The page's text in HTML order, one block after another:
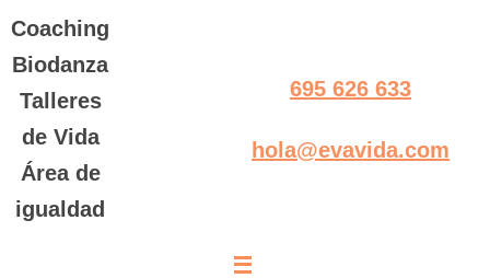
Coaching
Biodanza
Talleres
de Vida
Área de
igualdad
695 626 633
hola@evavida.com